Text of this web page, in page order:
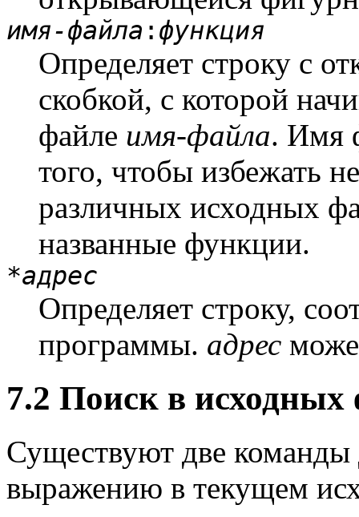
имя-файла : функция
Определяет строку с
скобкой, с которой
файле имя-файла. Имя
того, чтобы избежать
различных исходных
названные функции.
*адрес
Определяет строку,
программы. адрес
7.2 Поиск в исходных
Существуют две команды
выражению в текущем